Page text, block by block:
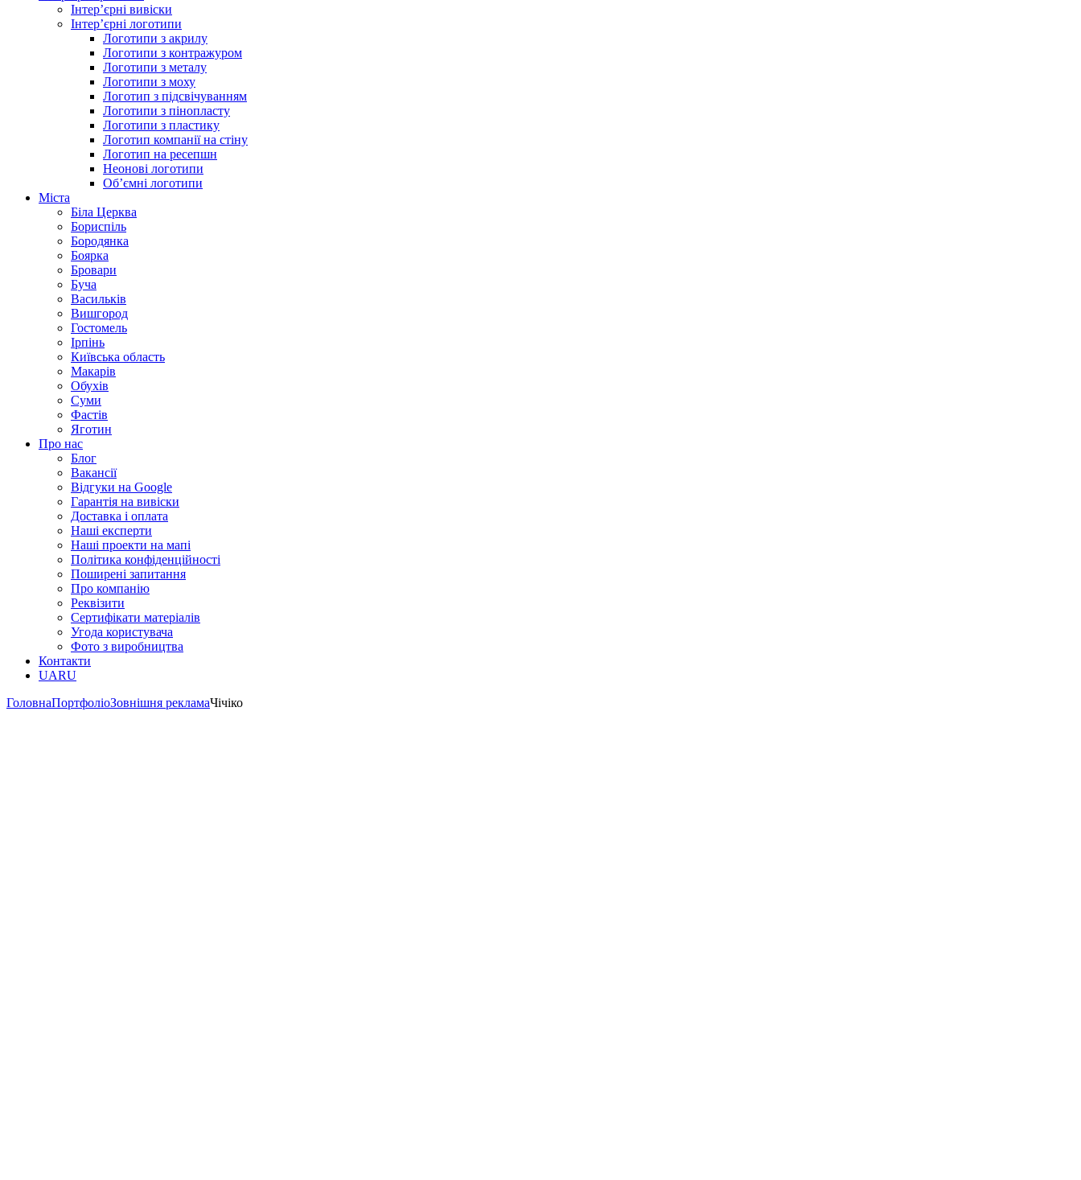
Інтер’єрні вивіски
Інтер’єрні логотипи
Логотипи з акрилу
Логотипи з контражуром
Логотипи з металу
Логотипи з моху
Логотип з підсвічуванням
Логотипи з пінопласту
Логотипи з пластику
Логотип компанії на стіну
Логотип на ресепшн
Неонові логотипи
Об’ємні логотипи
Міста
Біла Церква
Бориспіль
Бородянка
Боярка
Бровари
Буча
Васильків
Вишгород
Гостомель
Ірпінь
Київська область
Макарів
Обухів
Суми
Фастів
Яготин
Про нас
Блог
Вакансії
Відгуки на Google
Гарантія на вивіски
Доставка і оплата
Наші експерти
Наші проекти на мапі
Політика конфіденційності
Поширені запитання
Про компанію
Реквізити
Сертифікати матеріалів
Угода користувача
Фото з виробництва
Контакти
UARU
ГоловнаПортфоліоЗовнішня рекламаЧічіко